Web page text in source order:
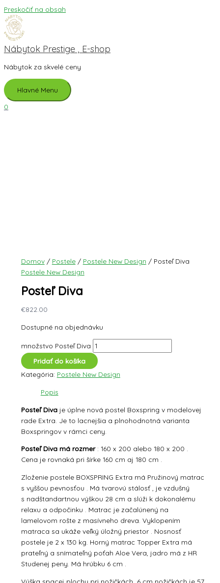
Preskočiť na obsah
Nábytok Prestige , E-shop
Nábytok za skvelé ceny
Hlavné Menu
0
Domov/ Postele/ Postele New Design / Posteľ Diva
Postele New Design
Posteľ Diva
€822.00
Dostupné na objednávku
množstvo Posteľ Diva
Pridať do košíka
Kategória: Postele New Design
Popis
Posteľ Divaje úplne nová postel Boxspring v modelovej
rade Extra. Je to lacnejšia a plnohodnotná varianta
Boxspringov v rámci ceny.
Posteľ Diva má rozmer : 160 x 200 alebo 180 x 200 .
Cena je rovnaká pri šírke 160 cm aj 180 cm .
Zloženie postele BOXSPRING Extra má Pružinový matrac
s vyššou pevnosťou . Má tvarovú stálosť , je vzdušný
s nadštandartnou výškou 28 cm a slúži k dokonalému
relaxu a odpočinku . Matrac je začalúnený na
lamelovom rošte z masívneho dreva. Vyklopením
matraca sa ukáže veľký úložný priestor . Nosnosť
postele je 2 x 130 kg. Horný matrac Topper Extra má
prateľný a snímateľný poťah Aloe Vera, jadro má z HR
Studenej peny. Má hrúbku 6 cm .
Výška spacej plochy pri nožičkách 6 cm nožičkách je 57